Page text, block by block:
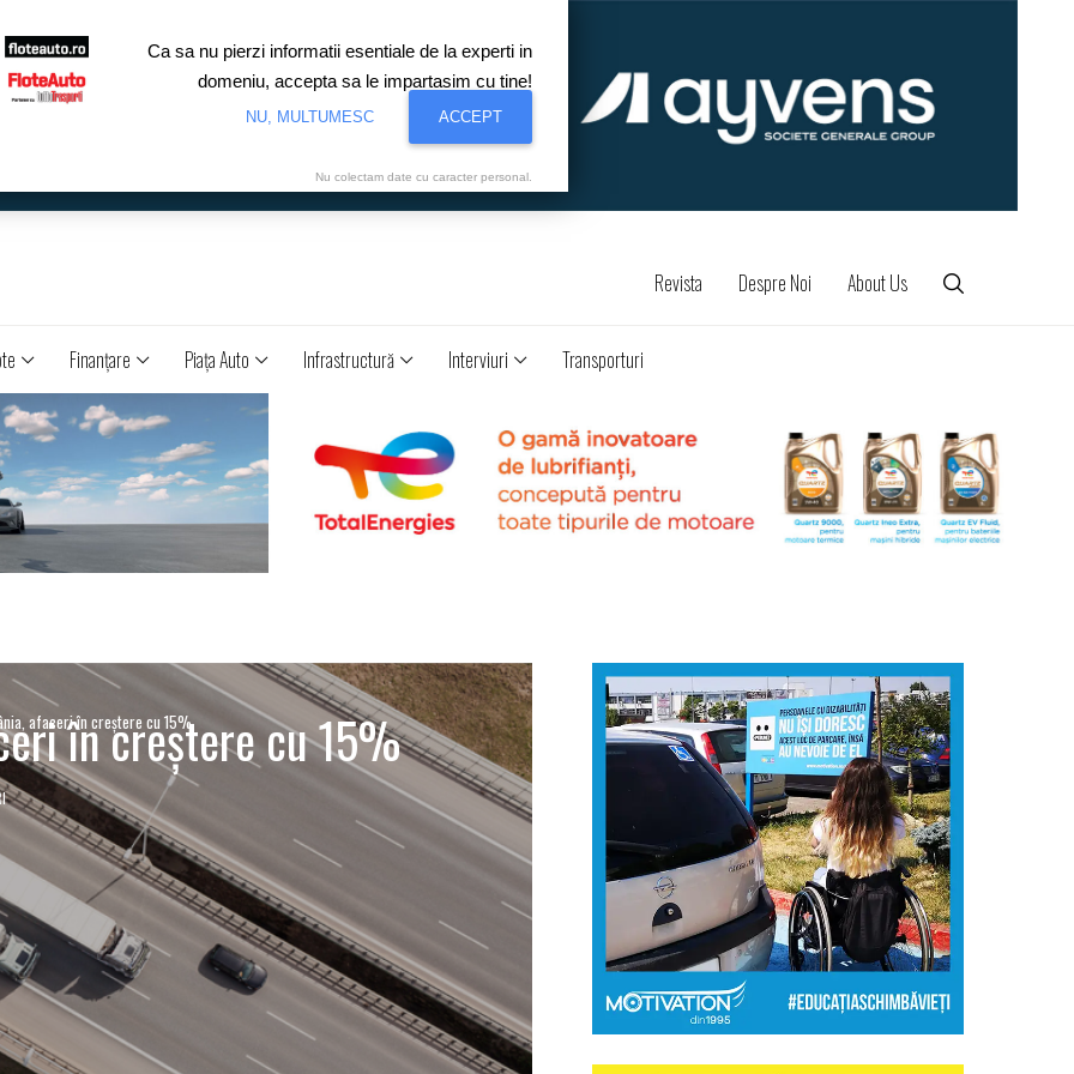
Revista Despre Noi About Us
Finanţare Piaţa Auto Infrastructură Interviuri Transporturi
afaceri în creştere cu 15%
în creştere cu 15%
Ca sa nu pierzi informatii esentiale de la experti in
domeniu, accepta sa le impartasim cu tine!
NU, MULTUMESC ACCEPT
Nu colectam date cu caracter personal.